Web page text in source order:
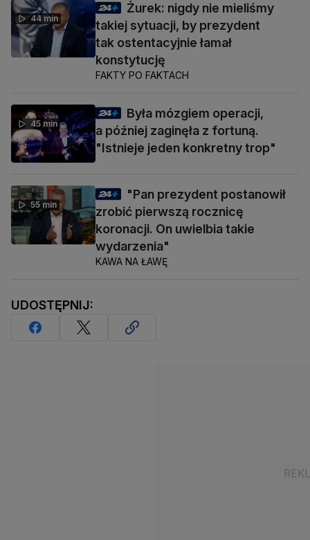
44 min
Żurek: nigdy nie mieliśmy
takiej sytuacji, by prezydent
tak ostentacyjnie łamał
konstytucję
FAKTY PO FAKTACH
45 min
Była mózgiem operacji,
a później zaginęła z fortuną.
"Istnieje jeden konkretny trop"
55 min
"Pan prezydent postanowił
zrobić pierwszą rocznicę
koronacji. On uwielbia takie
wydarzenia"
KAWA NA ŁAWĘ
UDOSTĘPNIJ: